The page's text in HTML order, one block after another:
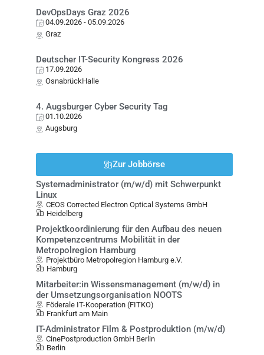
DevOpsDays Graz 2026
04.09.2026- 05.09.2026
Graz
Deutscher IT-Security Kongress 2026
17.09.2026
OsnabrückHalle
4. Augsburger Cyber Security Tag
01.10.2026
Augsburg
Zur Jobbörse
Systemadministrator (m/w/d) mit Schwerpunkt
Linux
CEOS Corrected Electron Optical Systems GmbH
Heidelberg
Projektkoordinierung für den Aufbau des neuen
Kompetenzcentrums Mobilität in der
Metropolregion Hamburg
Projektbüro Metropolregion Hamburg e.V.
Hamburg
Mitarbeiter:in Wissensmanagement (m/w/d) in
der Umsetzungsorganisation NOOTS
Föderale IT-Kooperation (FITKO)
Frankfurt am Main
IT-Administrator Film & Postproduktion (m/w/d)
CinePostproduction GmbH Berlin
Berlin